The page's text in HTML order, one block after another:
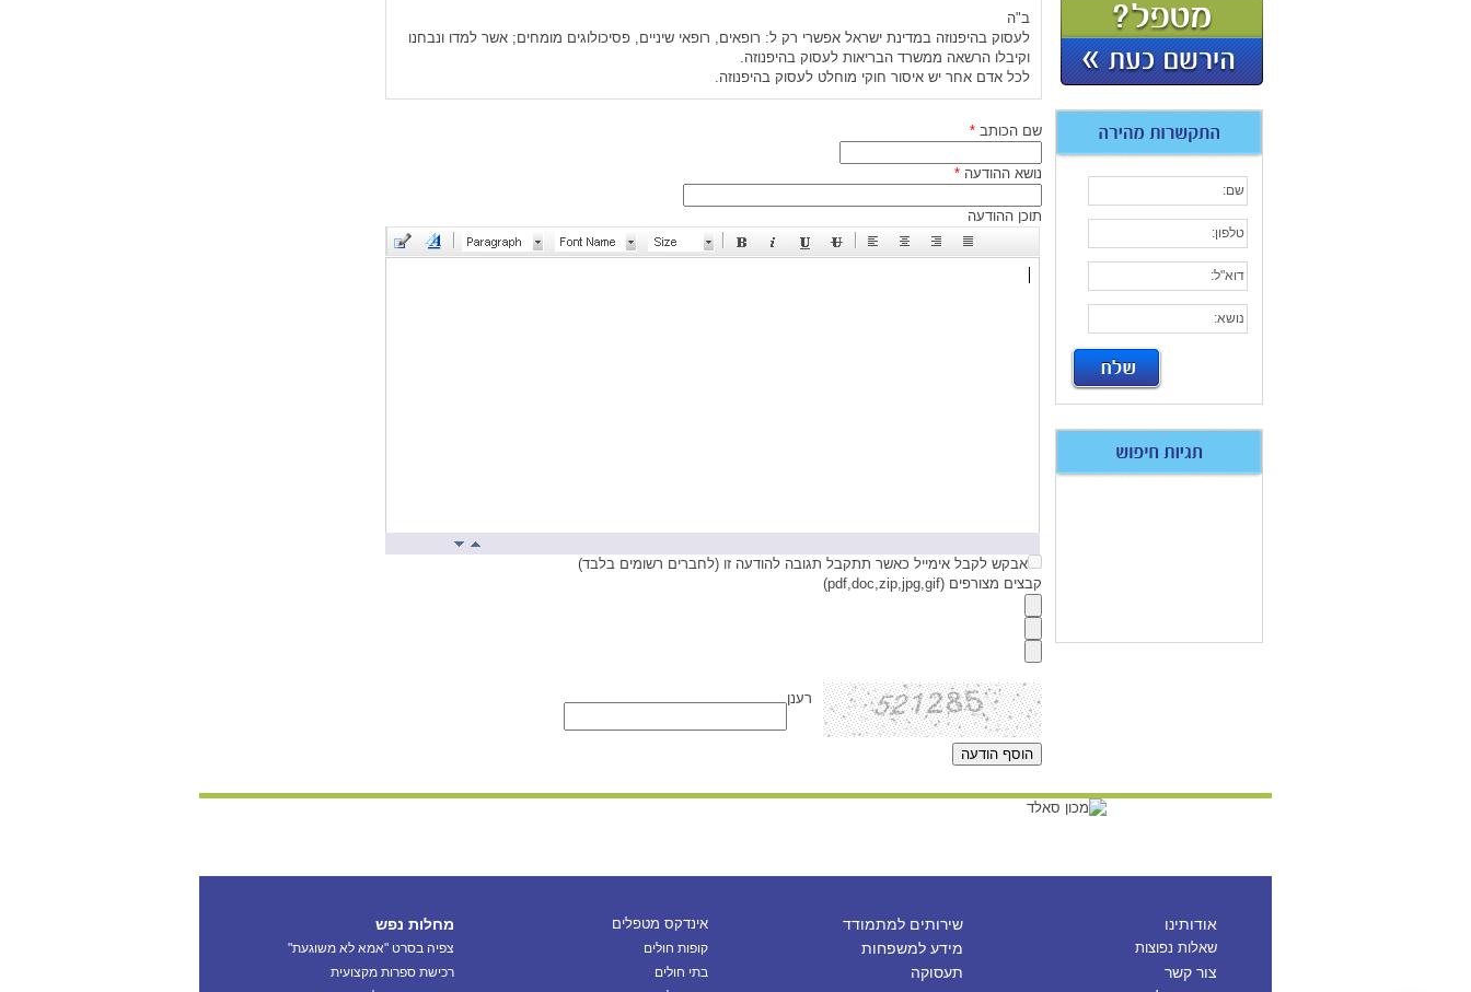
ב"ה
לעסוק בהיפנוזה במדינת ישראל אפשרי רק ל: רופאים, רופאי שיניים, פסיכולוגים מומחים; אשר למדו ונבחנו
וקיבלו הרשאה ממשרד הבריאות לעסוק בהיפנוזה.
לכל אדם אחר יש איסור חוקי מוחלט לעסוק בהיפנוזה.
שם הכותב *
נושא ההודעה *
תוכן ההודעה
אבקש לקבל אימייל כאשר תתקבל תגובה להודעה זו (לחברים רשומים בלבד)
קבצים מצורפים (pdf,doc,zip,jpg,gif)
רענן
אודותינו שירותים למתמודד אינדקס מטפלים מחלות נפש
שאלות נפוצות מידע למשפחות קופות חולים צפיה בסרט "אמא לא משוגעת"
צור קשר תעסוקה בתי חולים רכישת ספרות מקצועית